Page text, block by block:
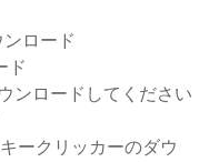
ロード
ド
ンロードしてください
ークリッカーのダウ